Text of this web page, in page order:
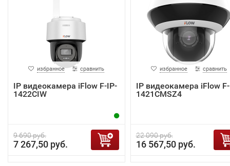
избранное сравнить
IP видеокамера iFlow F-IP-
1422CIW
9 690 руб.
7 267,50 руб.
избранное сравнить
IP видеокамера iFlow
1421CMSZ4
22 090 руб.
16 567,50 руб.